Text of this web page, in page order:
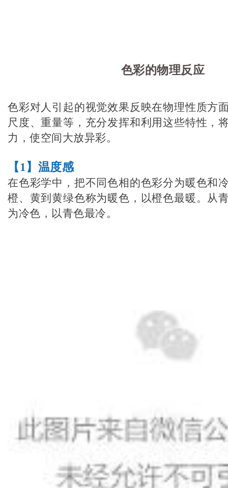
色彩的物理反应
色彩对人引起的视觉效果反映在物理性质方
尺度、重量等，充分发挥和利用这些特性，
力，使空间大放异彩。
【1】温度感
在色彩学中，把不同色相的色彩分为暖色和
橙、黄到黄绿色称为暖色，以橙色最暖。从
为冷色，以青色最冷。